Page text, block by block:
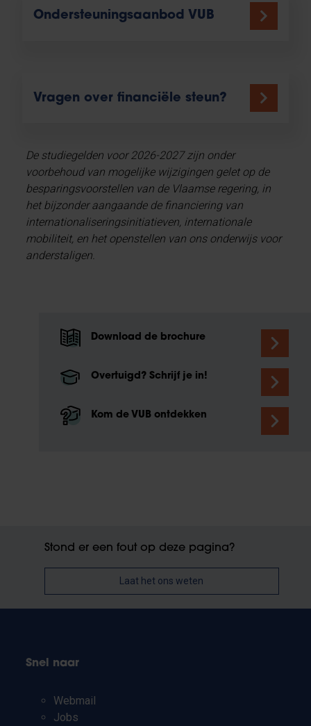
Ondersteuningsaanbod VUB
Vragen over financiële steun?
De studiegelden voor 2026-2027 zijn onder
voorbehoud van mogelijke wijzigingen gelet op de
besparingsvoorstellen van de Vlaamse regering, in
het bijzonder aangaande de financiering van
internationaliseringsinitiatieven, internationale
mobiliteit, en het openstellen van ons onderwijs voor
anderstaligen.
Download de brochure
Overtuigd? Schrijf je in!
Kom de VUB ontdekken
Stond er een fout op deze pagina?
Laat het ons weten
Snel naar
Webmail
Jobs